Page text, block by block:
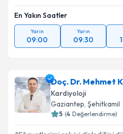
En Yakın Saatler
Yarın
09:00
Yarın
09:30
Doç. Dr. Mehmet
Kardiyoloji
Gaziantep, Şehitkamil
5 (4 Değerlendirme)